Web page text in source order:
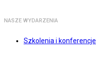
NASZE WYDARZENIA
Szkolenia i konferencje